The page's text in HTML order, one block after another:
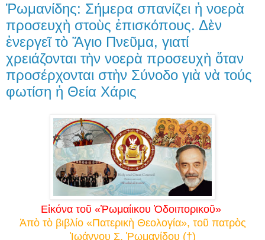
Ῥωμανίδης: Σήμερα σπανίζει ἡ νοερὰ
προσευχὴ στοὺς ἐπισκόπους. Δὲν
ἐνεργεῖ τὸ Ἅγιο Πνεῦμα, γιατί
χρειάζονται τὴν νοερὰ προσευχὴ ὅταν
προσέρχονται στὴν Σύνοδο γιὰ νὰ τούς
φωτίση ἡ Θεία Χάρις
Εἰκόνα τοῦ «Ῥωμαίικου Ὁδοιπορικοῦ»
Ἀπὸ τὸ βιβλίο «Πατερικὴ Θεολογία», τοῦ πατρὸς
Ἰωάννου Σ. Ῥωμανίδου (†)